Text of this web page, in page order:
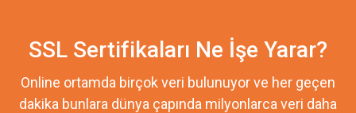
SSL Sertifikaları Ne İşe Yarar?
Online ortamda birçok veri bulunuyor ve her geçen
dakika bunlara dünya çapında milyonlarca veri daha